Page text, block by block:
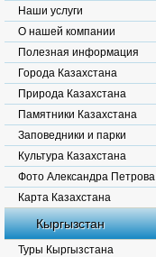
Наши услуги
О нашей компании
Полезная информация
Города Казахстана
Природа Казахстана
Памятники Казахстана
Заповедники и парки
Культура Казахстана
Фото Александра Петрова
Карта Казахстана
Кыргызстан
Туры Кыргызстана